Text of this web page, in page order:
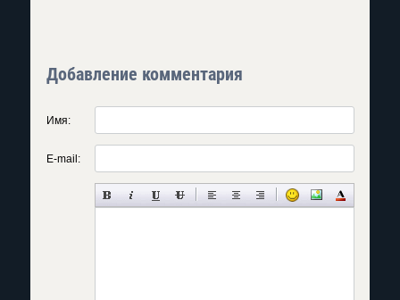
Добавление комментария
Имя:
E-mail: